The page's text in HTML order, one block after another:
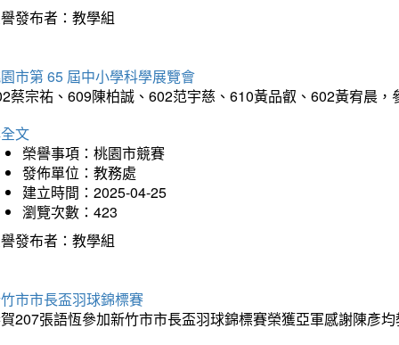
發布者：教學組
市第 65 屆中小學科學展覽會
蔡宗祐、609陳柏誠、602范宇慈、610黃品叡、602黃宥晨
文
榮譽事項：桃園市競賽
發佈單位：教務處
建立時間：2025-04-25
瀏覽次數：423
發布者：教學組
市市長盃羽球錦標賽
207張語恆參加新竹市市長盃羽球錦標賽榮獲亞軍感謝陳彥